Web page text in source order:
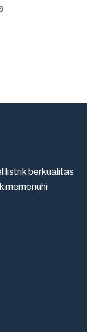
listrik berkualitas
memenuhi